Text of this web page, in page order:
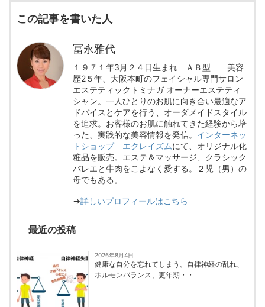
この記事を書いた人
冨永雅代
１９７１年3月２４日生まれ ＡＢ型 美容
歴2５年、大阪本町のフェイシャル専門サロン
エステティックトミナガ オーナーエステティ
シャン。一人ひとりのお肌に向き合い最適なア
ドバイスとケアを行う、オーダメイドスタイル
を追求。お客様のお肌に触れてきた経験から培
った、実践的な美容情報を発信。 インターネッ
トショップ エクレイズムにて、オリジナル化
粧品を販売。エステ＆マッサージ、クラシック
バレエと牛肉をこよなく愛する。２児（男）の
母でもある。
→詳しいプロフィールはこちら
最近の投稿
2026年8月4日
健康な自分を忘れてしまう。自律神経の乱れ、
ホルモンバランス、更年期・・